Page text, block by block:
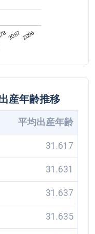
2087 2096
産年齢推移
平均出産年齢
31.617
31.631
31.637
31.635